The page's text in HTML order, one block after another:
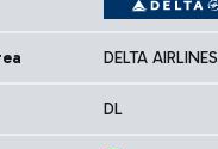
DELTA AIRLINES
DL